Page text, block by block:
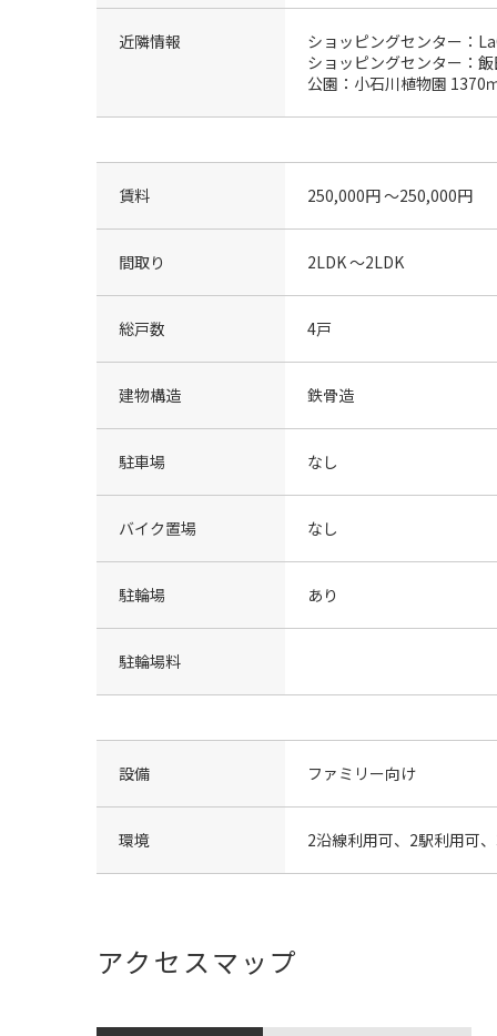
近隣情報
ショッピングセンター：
ショッピングセンター：
公園：小石川植物園 1370
賃料 250,000円 〜250,000円
間取り 2LDK 〜2LDK
総戸数 4戸
建物構造 鉄骨造
駐車場 なし
バイク置場 なし
駐輪場 あり
駐輪場料
設備 ファミリー向け
環境 2沿線利用可、2駅利用可
アクセスマップ